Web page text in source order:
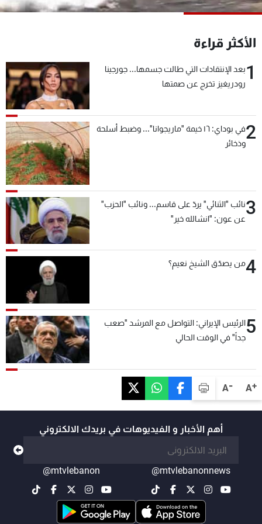
A+
A-
الأكثر قراءة
1بعد الإنتقادات التي طالت جسمها... جورجينا
رودريغيز تخرج عن صمتها
2
في بوداي: ١٦ خيمة "ماريجوانا"... وضبط أسلحة
وذخائر
3نائب "الثنائي" يردّ على قاسم... ونائب "الحزب"
عن عون: "انشالله خير"
4من يصدّق الشيخ نعيم؟
5الرئيس الإيراني: التواصل مع المرشد "صعب
جداً" في الوقت الحالي
أهم الأخبار و الفيديوهات في بريدك الالكتروني
@mtvlebanonnews
@mtvlebanon
شاهد البرامج
عن MTV
الإنـتـاج
لاعلاناتكم
وظائف
شروط الإسـتخدام
سياسة الخصوصية